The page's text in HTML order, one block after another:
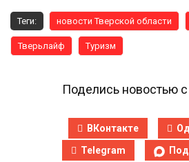
Теги: новости Тверской области
Тверьлайф Туризм
Поделись новостью
ВКонтакте
Telegram